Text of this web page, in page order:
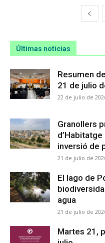
Últimas noticias
Resumen
21 de julio
22 de julio de
Granollers
inversió de
21 de julio de
El lago de
agua
21 de julio de
Martes 21,